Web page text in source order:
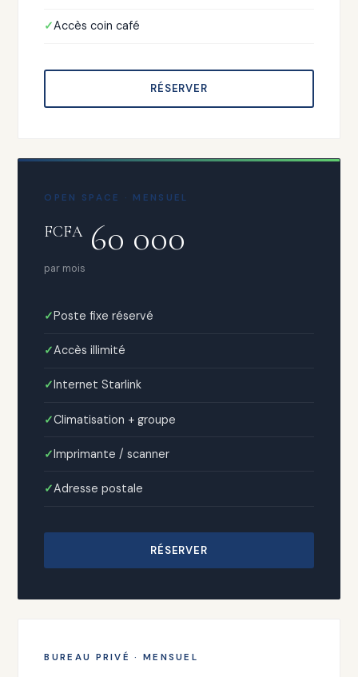
Accès coin café
RÉSERVER
OPEN SPACE · MENSUEL
FCFA60 000
par mois
Poste fixe réservé
Accès illimité
Internet Starlink
Climatisation + groupe
Imprimante / scanner
Adresse postale
RÉSERVER
BUREAU PRIVÉ · MENSUEL